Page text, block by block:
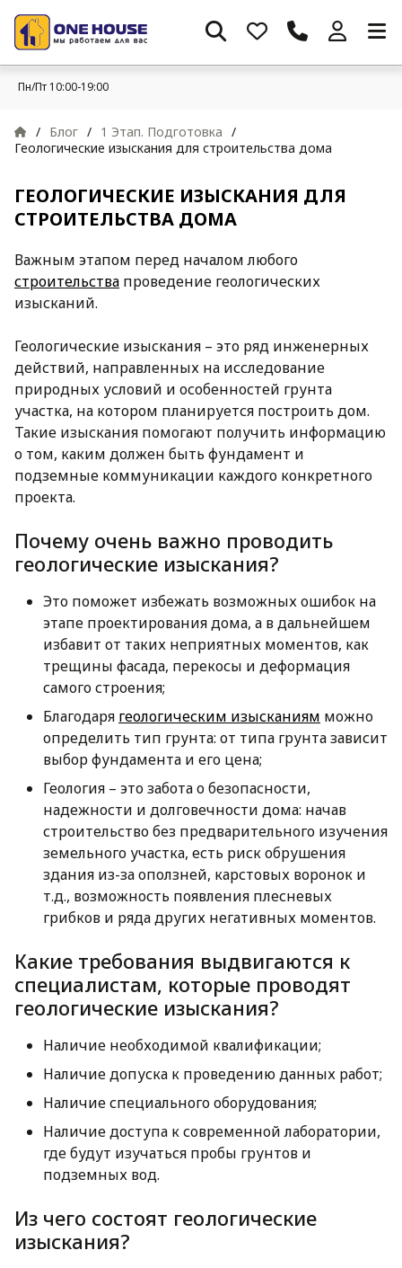
Пн/Пт 10:00-19:00
/ Блог / 1 Этап. Подготовка /
Геологические изыскания для строительства дома
ГЕОЛОГИЧЕСКИЕ ИЗЫСКАНИЯ ДЛЯ
СТРОИТЕЛЬСТВА ДОМА
Важным этапом перед началом любого
строительства проведение геологических
изысканий.
Геологические изыскания – это ряд инженерных
действий, направленных на исследование
природных условий и особенностей грунта
участка, на котором планируется построить дом.
Такие изыскания помогают получить информацию
о том, каким должен быть фундамент и
подземные коммуникации каждого конкретного
проекта.
Почему очень важно проводить
геологические изыскания?
Это поможет избежать возможных ошибок на
этапе проектирования дома, а в дальнейшем
избавит от таких неприятных моментов, как
трещины фасада, перекосы и деформация
самого строения;
Благодаря геологическим изысканиям можно
определить тип грунта: от типа грунта зависит
выбор фундамента и его цена;
Геология – это забота о безопасности,
надежности и долговечности дома: начав
строительство без предварительного изучения
земельного участка, есть риск обрушения
здания из-за оползней, карстовых воронок и
т.д., возможность появления плесневых
грибков и ряда других негативных моментов.
Какие требования выдвигаются к
специалистам, которые проводят
геологические изыскания?
Наличие необходимой квалификации;
Наличие допуска к проведению данных работ;
Наличие специального оборудования;
Наличие доступа к современной лаборатории,
где будут изучаться пробы грунтов и
подземных вод.
Из чего состоят геологические
изыскания?